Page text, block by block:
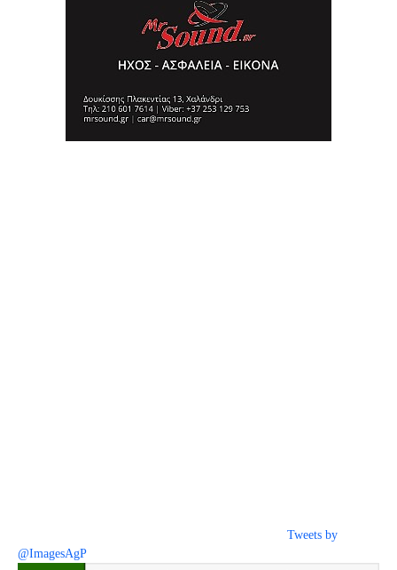
Tweets by
@ImagesAgP